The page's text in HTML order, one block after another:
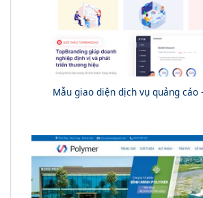
Mẫu giao diện dịch vụ quảng cáo